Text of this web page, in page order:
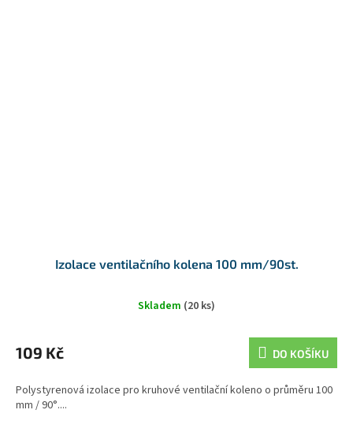
Izolace ventilačního kolena 100 mm/90st.
Skladem (20 ks)
109 Kč DO KOŠÍKU
Polystyrenová izolace pro kruhové ventilační koleno o průměru 100
mm / 90°....